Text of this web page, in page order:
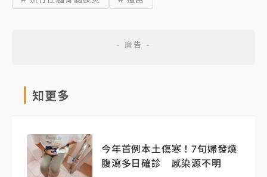
知更多
今年首例本土傷寒！7旬婦發燒
腹瀉多日確診 感染源不明